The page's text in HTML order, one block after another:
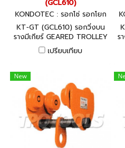
(GCL610)
KONDOTEC : รอกโซ่ รอกโยก
รอกถ่วง KT-GT1.0T
KT-GT (GCL610) รอกวิ่งบน
รางมีเกียร์ GEARED TROLLEY
สินค้าจากประเทศญี่ปุ่น พร้อมใบ
CERTIFICATE GUARANTEE
เปรียบเทียบ
ร
New